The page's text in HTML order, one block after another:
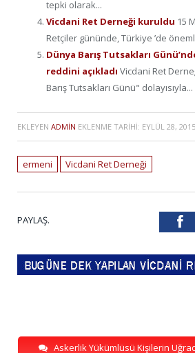
tepki olarak...
Vicdani Ret Derneği kuruldu 15
Retçiler gününde, Türkiye ’de
Dünya Barış Tutsakları
reddini açıkladı Vicdani Ret
Barış Tutsakları Günü" dolayısıyla...
EKLEYEN ADMIN EKLENME TARIHI: EYLÜL 28, 2015
ermeni Vicdani Ret Derneği
PAYLAŞ.
Askerlik Yükümlüsü Kişilerin